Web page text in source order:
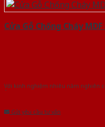
Cửa Gỗ Chống Cháy
Với kinh nghiệm nhiêu năm nghiên
Gửi yêu cầu tư vấn